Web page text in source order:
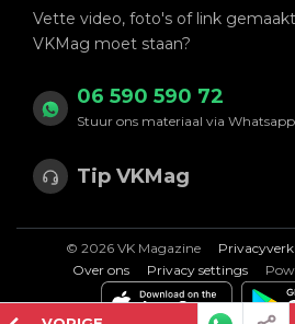
Vette video, foto's of link
VKMag moet staan?
06 590 590 72
Stuur ons materiaal via Whatsapp
Tip VKMag
© 2026 VK Magazine
Over ons
Privacy settings